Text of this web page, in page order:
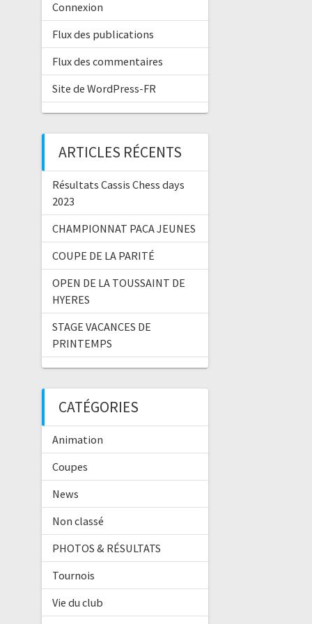
Connexion
Flux des publications
Flux des commentaires
Site de WordPress-FR
ARTICLES RÉCENTS
Résultats Cassis Chess days
2023
CHAMPIONNAT PACA JEUNES
COUPE DE LA PARITÉ
OPEN DE LA TOUSSAINT DE
HYERES
STAGE VACANCES DE
PRINTEMPS
CATÉGORIES
Animation
Coupes
News
Non classé
PHOTOS & RÉSULTATS
Tournois
Vie du club